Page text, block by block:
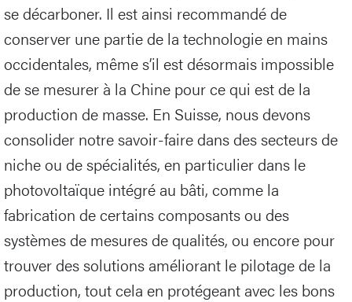
se décarboner. Il est ainsi recommandé de
conserver une partie de la technologie en mains
occidentales, même s’il est désormais impossible
de se mesurer à la Chine pour ce qui est de la
production de masse. En Suisse, nous devons
consolider notre savoir-faire dans des secteurs de
niche ou de spécialités, en particulier dans le
photovoltaïque intégré au bâti, comme la
fabrication de certains composants ou des
systèmes de mesures de qualités, ou encore pour
trouver des solutions améliorant le pilotage de la
production, tout cela en protégeant avec les bons